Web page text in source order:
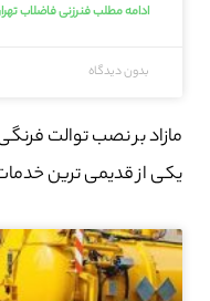
ادامه مطلب فنرزنی فاضلاب
بدون دیدگاه
مازاد بر نصب توالت
یکی از قدیمی ترین